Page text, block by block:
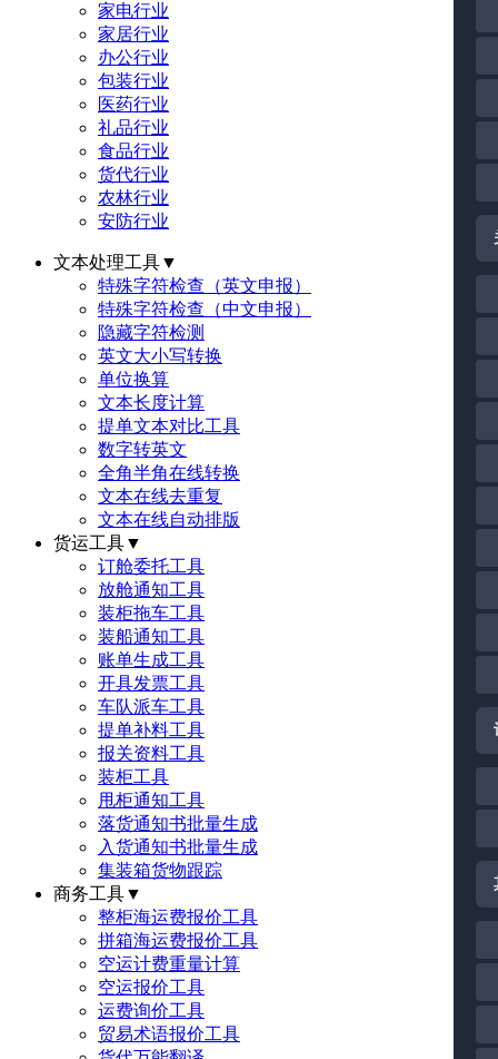
家电行业
家居行业
办公行业
包装行业
医药行业
礼品行业
食品行业
货代行业
农林行业
安防行业
文本处理工具▼
特殊字符检查（英文申报）
特殊字符检查（中文申报）
隐藏字符检测
英文大小写转换
单位换算
文本长度计算
提单文本对比工具
数字转英文
全角半角在线转换
文本在线去重复
文本在线自动排版
货运工具▼
订舱委托工具
放舱通知工具
装柜拖车工具
装船通知工具
账单生成工具
开具发票工具
车队派车工具
提单补料工具
报关资料工具
装柜工具
甩柜通知工具
落货通知书批量生成
入货通知书批量生成
集装箱货物跟踪
商务工具▼
整柜海运费报价工具
拼箱海运费报价工具
空运计费重量计算
空运报价工具
运费询价工具
贸易术语报价工具